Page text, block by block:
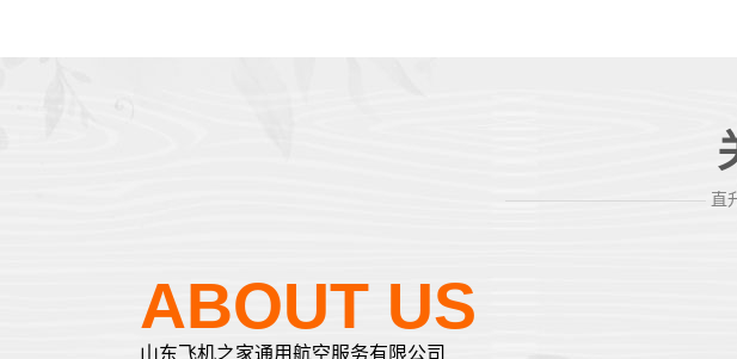
———————————— 直
ABOUT US
山东飞机之家通用航空服务有限公司